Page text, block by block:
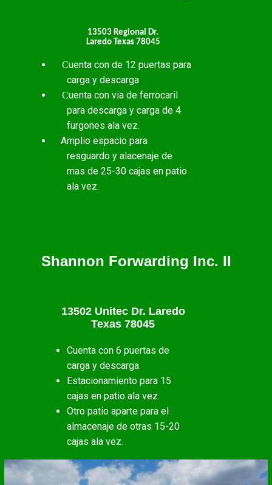
13503 Regional Dr.
Laredo Texas 78045
Cuenta con de 12 puertas para
carga y descarga
Cuenta con via de ferrocaril
para descarga y carga de 4
furgones ala vez.
Amplio espacio para
resguardo y alacenaje de
mas de 25-30 cajas en patio
ala vez.
Shannon Forwarding Inc. II
13502 Unitec Dr. Laredo
Texas 78045
Cuenta con 6 puertas de
carga y descarga.
Estacionamiento para 15
cajas en patio ala vez.
Otro patio aparte para el
almacenaje de otras 15-20
cajas ala vez.